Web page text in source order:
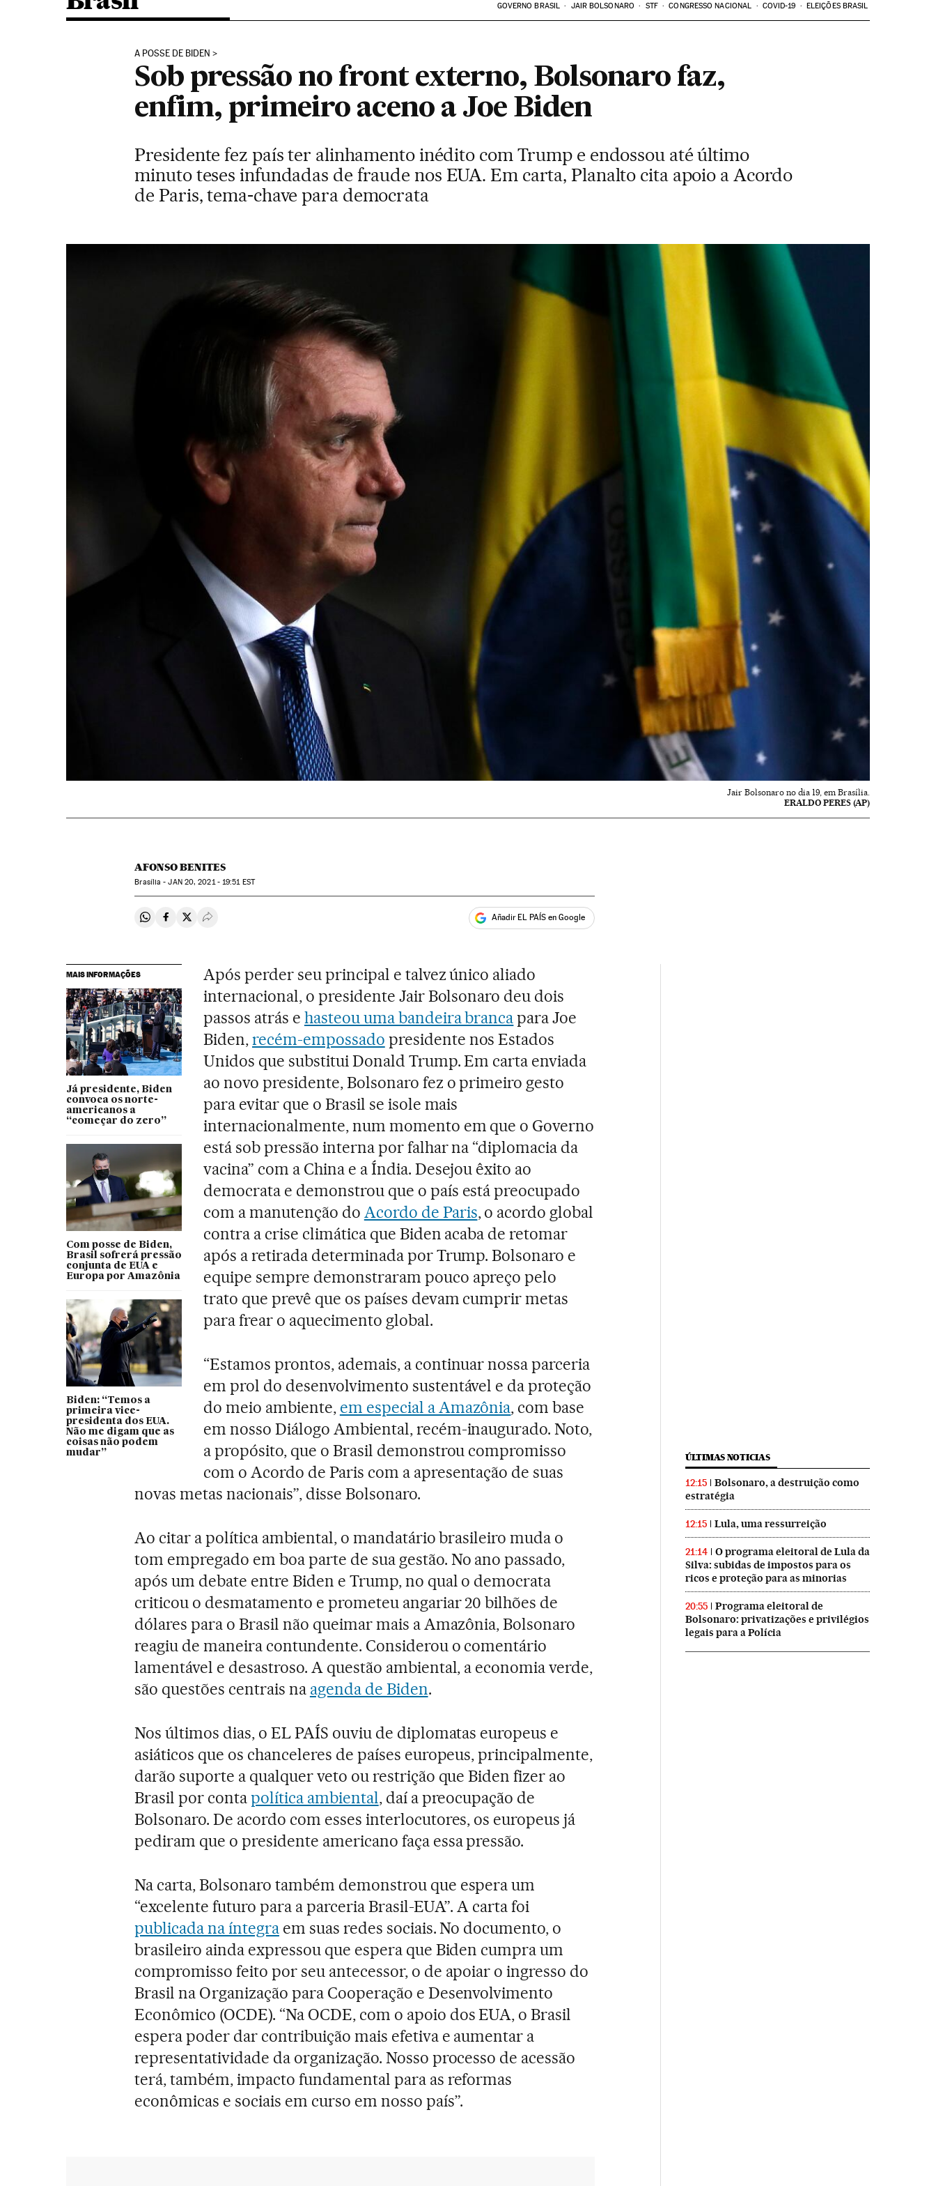
GOVERNO BRASIL JAIR BOLSONARO STF CONGRESSO NACIONAL COVID-19 ELEIÇÕES BRASIL
A POSSE DE BIDEN
Sob pressão no front externo, Bolsonaro faz,
enfim, primeiro aceno a Joe Biden
Presidente fez país ter alinhamento inédito com Trump e endossou até último
minuto teses infundadas de fraude nos EUA. Em carta, Planalto cita apoio a Acordo
de Paris, tema-chave para democrata
Jair Bolsonaro no dia 19, em Brasília.
ERALDO PERES (AP)
AFONSO BENITES
Brasília -JAN20, 2021 - 19:51EST
Compartir en Whatsapp
Compartir en Facebook
Compartir en Twitter
Desplegar Redes Sociales Añadir EL PAÍS en Google
MAIS INFORMAÇÕES
Já presidente, Biden
convoca os norte-
americanos a
“começar do zero”
Com posse de Biden,
Brasil sofrerá pressão
conjunta de EUA e
Europa por Amazônia
Biden: “Temos a
primeira vice-
presidenta dos EUA.
Não me digam que as
coisas não podem
mudar”
Após perder seu principal e talvez único aliado
internacional, o presidente Jair Bolsonaro deu dois
passos atrás e hasteou uma bandeira brancapara Joe
Biden,recém-empossado presidente nos Estados
Unidos que substitui Donald Trump. Em carta enviada
ao novo presidente, Bolsonaro fez o primeiro gesto
para evitar que o Brasil se isole mais
internacionalmente, num momento em que o Governo
está sob pressão interna por falhar na “diplomacia da
vacina” com a China e a Índia. Desejou êxito ao
democrata e demonstrou que o país está preocupado
com a manutenção do Acordo de Paris, o acordo global
contra a crise climática que Biden acaba de retomar
após a retirada determinada por Trump. Bolsonaro e
equipe sempre demonstraram pouco apreço pelo
trato que prevê que os países devam cumprir metas
para frear o aquecimento global.
“Estamos prontos, ademais, a continuar nossa parceria
em prol do desenvolvimento sustentável e da proteção
do meio ambiente, em especial a Amazônia, com base
em nosso Diálogo Ambiental, recém-inaugurado. Noto,
a propósito, que o Brasil demonstrou compromisso
com o Acordo de Paris com a apresentação de suas
novas metas nacionais”, disse Bolsonaro.
Ao citar a política ambiental, o mandatário brasileiro muda o
tom empregado em boa parte de sua gestão. No ano passado,
após um debate entre Biden e Trump, no qual o democrata
criticou o desmatamento e prometeu angariar 20 bilhões de
dólares para o Brasil não queimar mais a Amazônia, Bolsonaro
reagiu de maneira contundente. Considerou o comentário
lamentável e desastroso. A questão ambiental, a economia verde,
são questões centrais na agenda de Biden.
Nos últimos dias, o EL PAÍS ouviu de diplomatas europeus e
asiáticos que os chanceleres de países europeus, principalmente,
darão suporte a qualquer veto ou restrição que Biden fizer ao
Brasil por contapolítica ambiental, daí a preocupação de
Bolsonaro. De acordo com esses interlocutores, os europeus já
pediram que o presidente americano faça essa pressão.
Na carta, Bolsonaro também demonstrou que espera um
“excelente futuro para a parceria Brasil-EUA”. A carta foi
publicada na íntegraem suas redes sociais. No documento, o
brasileiro ainda expressou que espera que Biden cumpra um
compromisso feito por seu antecessor, o de apoiar o ingresso do
Brasil na Organização para Cooperação e Desenvolvimento
Econômico (OCDE). “Na OCDE, com o apoio dos EUA, o Brasil
espera poder dar contribuição mais efetiva e aumentar a
representatividade da organização. Nosso processo de acessão
terá, também, impacto fundamental para as reformas
econômicas e sociais em curso em nosso país”.
ÚLTIMAS NOTICIAS
12:15
Bolsonaro, a destruição como
estratégia
12:15 Lula, uma ressurreição
21:14
O programa eleitoral de Lula da
Silva: subidas de impostos para os
ricos e proteção para as minorias
20:55
Programa eleitoral de
Bolsonaro: privatizações e privilégios
legais para a Polícia